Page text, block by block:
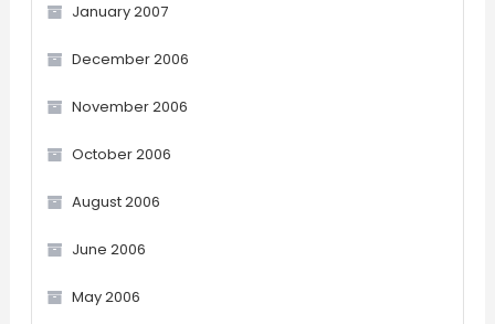
January 2007
December 2006
November 2006
October 2006
August 2006
June 2006
May 2006